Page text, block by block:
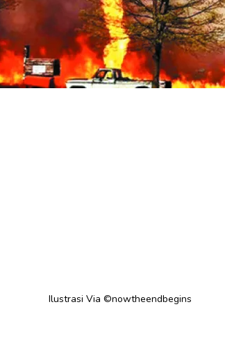
Ilustrasi Via ©nowtheendbegins